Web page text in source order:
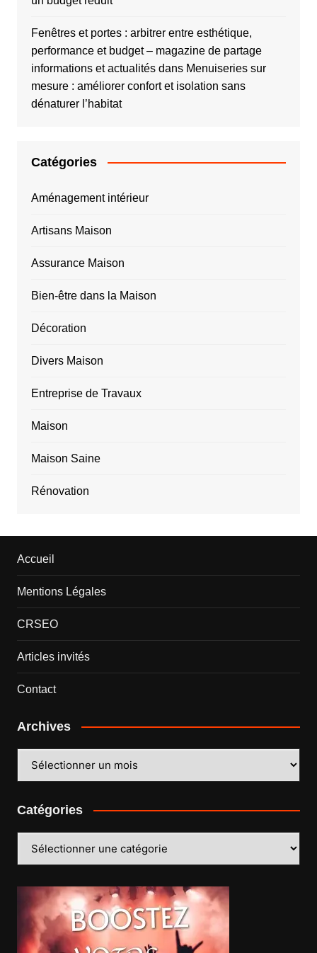
Fenêtres et portes : arbitrer entre esthétique,
performance et budget – magazine de partage
informations et actualitésdans Menuiseries sur
mesure : améliorer confort et isolation sans
dénaturer l’habitat
Catégories
Aménagement intérieur
Artisans Maison
Assurance Maison
Bien-être dans la Maison
Décoration
Divers Maison
Entreprise de Travaux
Maison
Maison Saine
Rénovation
Accueil
Mentions Légales
CRSEO
Articles invités
Contact
Archives
Catégories